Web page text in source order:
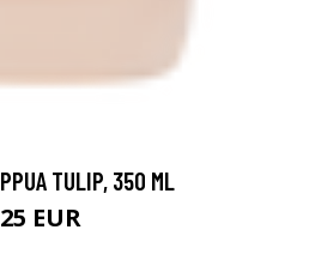
TULIP, 350 ML
25 EUR